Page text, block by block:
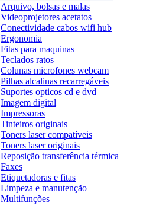
Arquivo, bolsas e malas
Videoprojetores acetatos
Conectividade cabos wifi hub
Ergonomia
Fitas para maquinas
Teclados ratos
Colunas microfones webcam
Pilhas alcalinas recarregáveis
Suportes opticos cd e dvd
Imagem digital
Impressoras
Tinteiros originais
Toners laser compatíveis
Toners laser originais
Reposição transferência térmica
Faxes
Etiquetadoras e fitas
Limpeza e manutenção
Multifunções